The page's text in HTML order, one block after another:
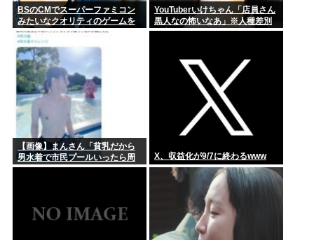
BSのCMでスーパーファミコン
みたいなクオリティのゲームを
8000円ぐらいで売ってるでしょ
YouTuberいけちゃん「店員さん
黒人なの怖いなあ」※人種差別
の意図はありません
【画像】まんさん「貧乳だから
男水着で市民プールいったら周
りがコソコソしだしてやばい
X、収益化が9/7に終わるwww